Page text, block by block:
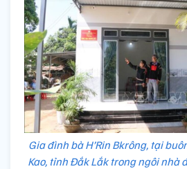
Gia đình bà H’Rin Bkrông, tại
Kao, tỉnh Đắk Lắk trong ngôi nhà